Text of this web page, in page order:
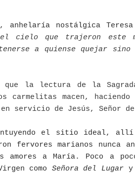
anhelaría nostálgica
el cielo que trajeron este
a quiense quejar sino
que la lectura de la
carmelitas macen,
servicio de Jesús, Señor
el sitio ideal, allí
fervores marianos nunca
amores a María. Poco a
como Señora del Lugar y